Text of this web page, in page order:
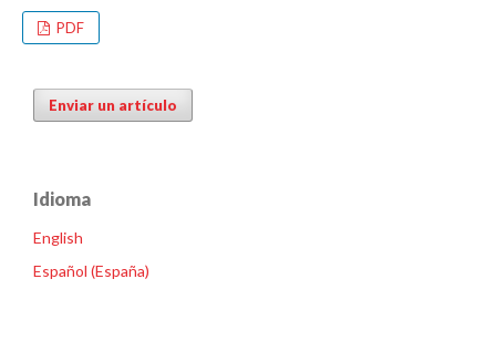
PDF
Enviar un artículo
Idioma
English
Español (España)